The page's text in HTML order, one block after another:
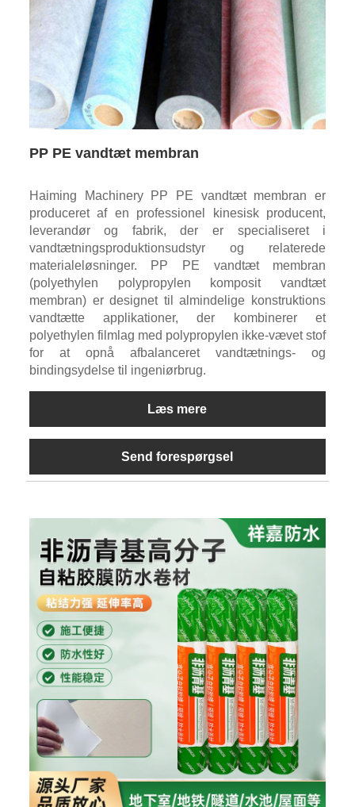
PP PE vandtæt membran
Haiming Machinery PP PE vandtæt membran er
produceret af en professionel kinesisk producent,
leverandør og fabrik, der er specialiseret i
vandtætningsproduktionsudstyr og relaterede
materialeløsninger. PP PE vandtæt membran
(polyethylen polypropylen komposit vandtæt
membran) er designet til almindelige konstruktions
vandtætte applikationer, der kombinerer et
polyethylen filmlag med polypropylen ikke-vævet stof
for at opnå afbalanceret vandtætnings- og
bindingsydelse til ingeniørbrug.
Læs mere
Send forespørgsel